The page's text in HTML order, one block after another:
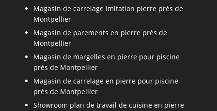
Magasin de carrelage imitation pierre près de
Montpellier
Magasin de parements en pierre près de
Montpellier
Magasin de margelles en pierre pour piscine
près de Montpellier
Magasin de carrelage en pierre pour piscine
près de Montpellier
Showroom plan de travail de cuisine en pierre